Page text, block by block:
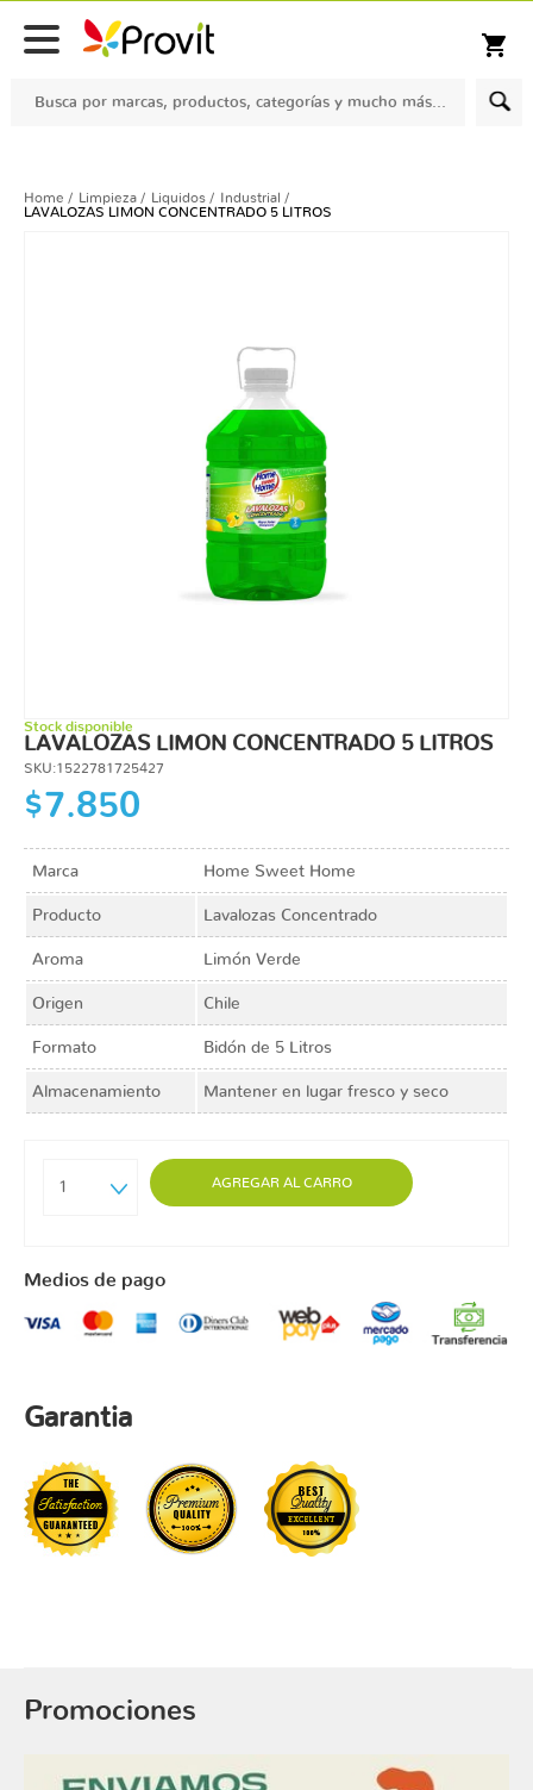
Despacho gratis para compras sobre $100.000 en comunas seleccionadas
shopping_cart
Home Limpieza Liquidos
Industrial
LAVALOZAS LIMON CONCENTRADO 5 LITROS
Stock disponible
LAVALOZAS LIMON CONCENTRADO 5 LITROS
SKU:1522781725427
$7.850
Marca Home Sweet Home
Producto Lavalozas Concentrado
Aroma Limón Verde
Origen Chile
Formato Bidón de 5 Litros
Almacenamiento Mantener en lugar fresco y seco
1 AGREGAR AL CARRO
Medios de pago
Garantia
Promociones